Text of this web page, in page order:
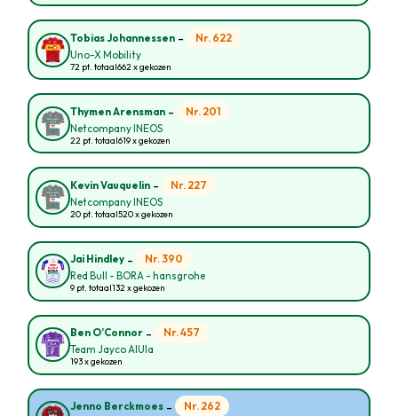
Tobias Johannessen - Nr. 622
Uno-X Mobility
72 pt. totaal662 x gekozen
Thymen Arensman - Nr. 201
Netcompany INEOS
22 pt. totaal619 x gekozen
Kevin Vauquelin - Nr. 227
Netcompany INEOS
20 pt. totaal520 x gekozen
Jai Hindley - Nr. 390
Red Bull - BORA - hansgrohe
9 pt. totaal132 x gekozen
Ben O’Connor - Nr. 457
Team Jayco AlUla
193 x gekozen
Jenno Berckmoes - Nr. 262